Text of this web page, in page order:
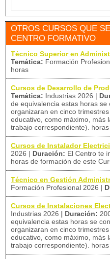
OTROS CURSOS QUE
CENTRO FORMATIVO
Técnico Superior en
Temática: Formación
horas
Cursos de Desarrollo de
Temática: Industrias 2026 |
de equivalencia estas horas se
organizaran en cinco
educativo, como máximo, más
trabajo correspondiente). horas
Cursos de Instalador
2026 | Duración: El Centro te
horas de formación de este
Técnico en Gestión
Formación Profesional 2026 |
Cursos de Instalaciones
Industrias 2026 | Duración:
equivalencia estas horas se
organizaran en cinco
educativo, como máximo, más
trabajo correspondiente). horas